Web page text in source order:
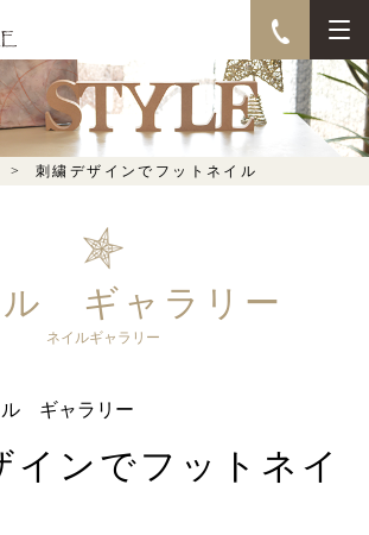
ザインでフットネ
イル
刺繍デザインでフットネイル
ギャラリー
ネイルギャラリー
ギャラリー
インでフットネイ